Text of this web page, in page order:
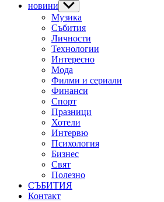
новини Show
sub
menu
Музика
Събития
Личности
Технологии
Интересно
Мода
Филми и сериали
Финанси
Спорт
Празници
Хотели
Интервю
Психология
Бизнес
Свят
Полезно
СЪБИТИЯ
Контакт